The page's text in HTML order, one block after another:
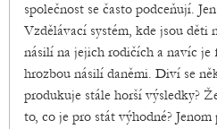
společnost se často podceňují.
Vzdělávací systém, kde jsou děti
násilí na jejich rodičích a navíc je
hrozbou násilí daněmi. Diví se
produkuje stále horší výsledky?
to, co je pro stát výhodné?